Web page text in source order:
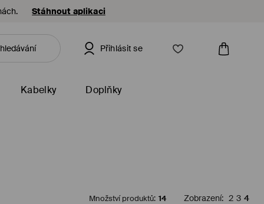
Stáhnout aplikaci
Přihlásit se
Kabelky Doplňky
Množství produktů: 14 Zobrazení: 2 3 4